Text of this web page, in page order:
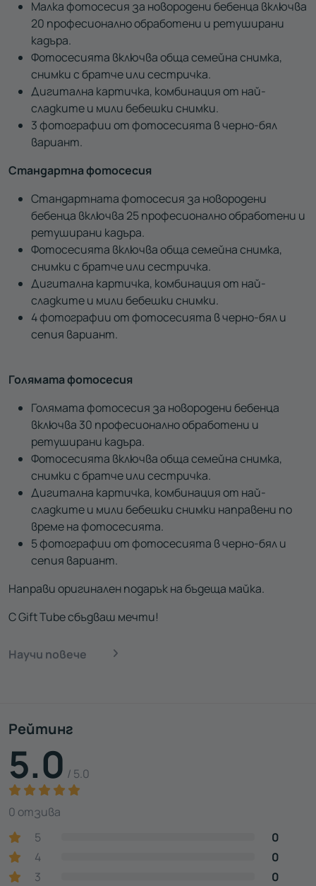
Малка фотосесия за новородени бебенца включва
20 професионално обработени и ретуширани
кадъра.
Фотосесията включва обща семейна снимка,
снимки с братче или сестричка.
Дигитална картичка, комбинация от най-
сладките и мили бебешки снимки.
3 фотографии от фотосесията в черно-бял
вариант.
Стандартна фотосесия
Стандартната фотосесия за новородени
бебенца включва 25 професионално обработени и
ретуширани кадъра.
Фотосесията включва обща семейна снимка,
снимки с братче или сестричка.
Дигитална картичка, комбинация от най-
сладките и мили бебешки снимки.
4 фотографии от фотосесията в черно-бял и
сепия вариант.
Голямата фотосесия
Голямата фотосесия за новородени бебенца
включва 30 професионално обработени и
ретуширани кадъра.
Фотосесията включва обща семейна снимка,
снимки с братче или сестричка.
Дигитална картичка, комбинация от най-
сладките и мили бебешки снимки направени по
време на фотосесията.
5 фотографии от фотосесията в черно-бял и
сепия вариант.
Направи оригинален подарък на бъдеща майка.
С Gift Tube сбъдваш мечти!
Научи повече
Рейтинг
5.0 / 5.0
0 отзива
5
0
4
0
3
0